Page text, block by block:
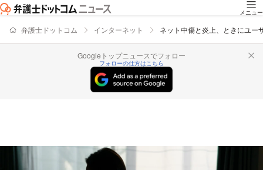
メニュー
弁護士ドットコム インターネット ネット中傷と炎上、ときにユ
Googleトップニュースでフォロー
フォローの仕方はこちら